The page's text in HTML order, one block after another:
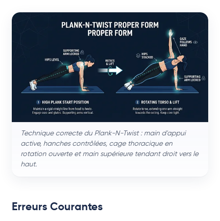
Technique correcte du Plank-N-Twist : main d'appui
active, hanches contrôlées, cage thoracique en
rotation ouverte et main supérieure tendant droit vers le
haut.
Erreurs Courantes